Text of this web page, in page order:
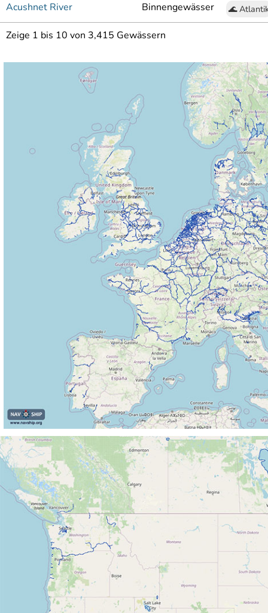
Acushnet River Binnengewässer 🌊
Zeige 1 bis 10 von 3,415 Gewässern